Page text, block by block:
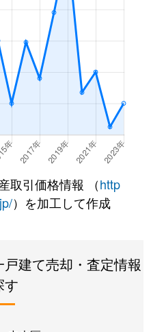
取引価格情報 （http
）を加工して作成
建て売却・査定情報
す